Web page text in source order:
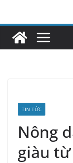
content
TIN TỨC
Nông
giàu